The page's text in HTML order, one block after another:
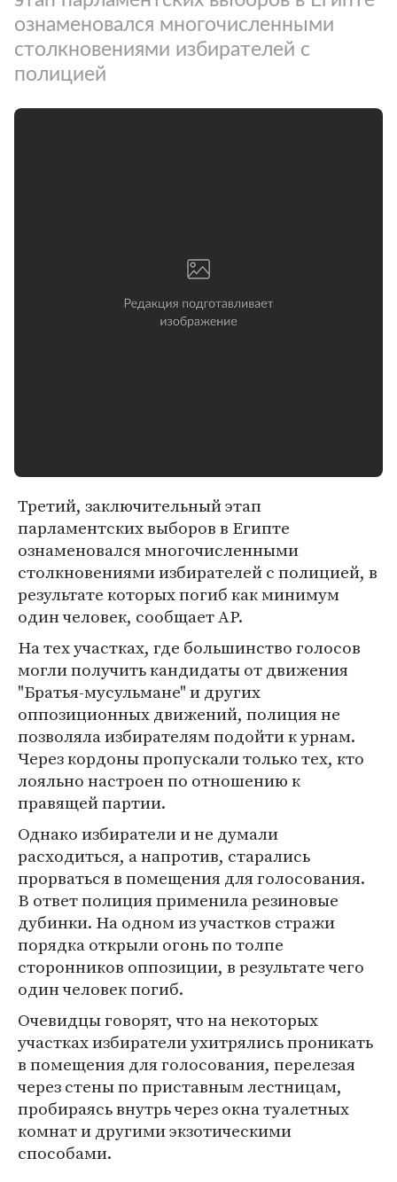
ознаменовался многочисленными
столкновениями избирателей с
полицией
Третий, заключительный этап
парламентских выборов в Египте
ознаменовался многочисленными
столкновениями избирателей с полицией, в
результате которых погиб как минимум
один человек, сообщает AP.
На тех участках, где большинство голосов
могли получить кандидаты от движения
"Братья-мусульмане" и других
оппозиционных движений, полиция не
позволяла избирателям подойти к урнам.
Через кордоны пропускали только тех, кто
лояльно настроен по отношению к
правящей партии.
Однако избиратели и не думали
расходиться, а напротив, старались
прорваться в помещения для голосования.
В ответ полиция применила резиновые
дубинки. На одном из участков стражи
порядка открыли огонь по толпе
сторонников оппозиции, в результате чего
один человек погиб.
Очевидцы говорят, что на некоторых
участках избиратели ухитрялись проникать
в помещения для голосования, перелезая
через стены по приставным лестницам,
пробираясь внутрь через окна туалетных
комнат и другими экзотическими
способами.